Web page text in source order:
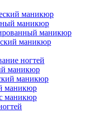
маникюр
маникюр
маникюр
маникюр
ногтей
маникюр
маникюр
маникюр
маникюр